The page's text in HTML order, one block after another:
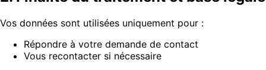
Vos données sont utilisées uniquement pour :
Répondre à votre demande de contact
Vous recontacter si nécessaire